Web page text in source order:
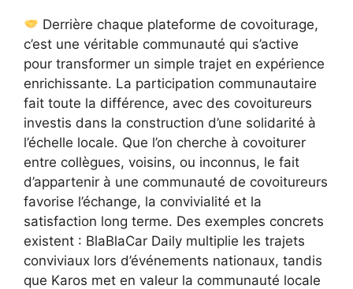
Derrière chaque plateforme de covoiturage,
c’est une véritable communauté qui s’active
pour transformer un simple trajet en expérience
enrichissante. La participation communautaire
fait toute la différence, avec des covoitureurs
investis dans la construction d’une solidarité à
l’échelle locale. Que l’on cherche à covoiturer
entre collègues, voisins, ou inconnus, le fait
d’appartenir à une communauté de covoitureurs
favorise l’échange, la convivialité et la
satisfaction long terme. Des exemples concrets
existent : BlaBlaCar Daily multiplie les trajets
conviviaux lors d’événements nationaux, tandis
que Karos met en valeur la communauté locale